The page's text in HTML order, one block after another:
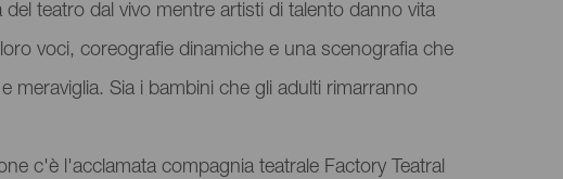
del teatro dal vivo mentre artisti di talento danno vita
voci, coreografie dinamiche e una scenografia che
meraviglia. Sia i bambini che gli adulti rimarranno
c'è l'acclamata compagnia teatrale Factory Teatral